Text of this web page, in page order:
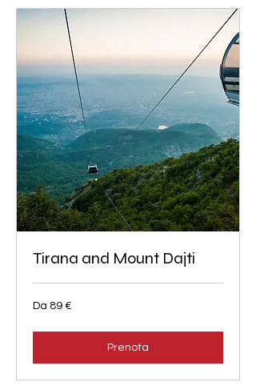
Tirana and Mount Dajti
Da
89
Da 89 €
Prenota